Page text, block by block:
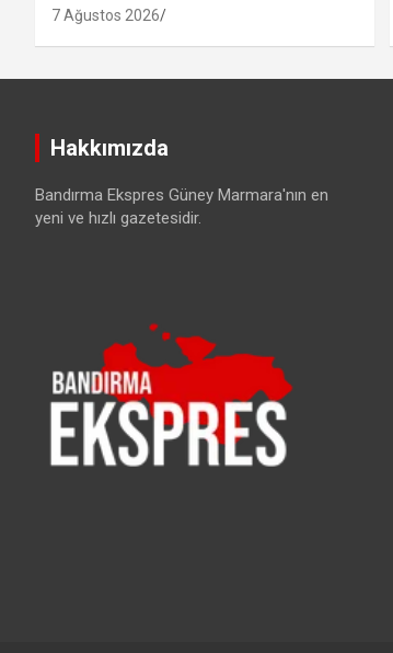
7 Ağustos 2026
Hakkımızda
Bandırma Ekspres Güney Marmara'nın en
yeni ve hızlı gazetesidir.